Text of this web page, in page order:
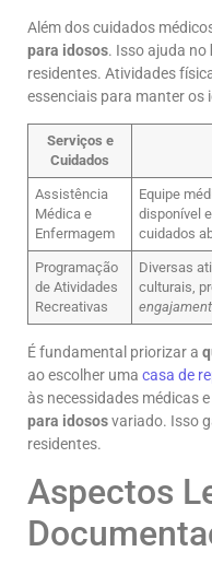
Além dos cuidados
para idosos. Isso ajuda no
residentes. Atividades
essenciais para manter os
Serviços e
Cuidados
Assistência
Médica e
Enfermagem
Equipe
disponível
cuidados
Programação
de Atividades
Recreativas
Diversas
culturais,
É fundamental priorizar a
ao escolher uma casa de
às necessidades médicas
para idososvariado. Isso
residentes.
Aspectos